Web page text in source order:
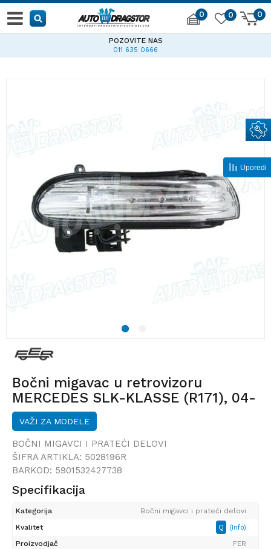
0 0
0
POZOVITE NAS
011 635 0666
1
Bočni migavac u retrovizoru
MERCEDES SLK-KLASSE (R171), 04-
11;VAŽI ZA MODELE
BOČNI MIGAVCI I PRATEĆI DELOVI
ŠIFRA ARTIKLA: 5028196R
BARKOD: 5901532427738
Specifikacija
Kategorija
Bočni migavci i prateći delovi
Kvalitet
Q (Info)
Proizvodjač
FER
Uporedi